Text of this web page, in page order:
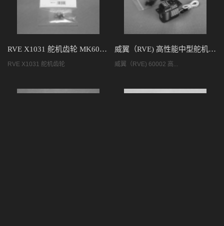
RVE X1031 舵机齿轮 MK60011
RVE X1031 舵机齿轮
威翼（RVE) 高性能中型舵机 X1107 MK60002
威翼（RVE) 60002 高...